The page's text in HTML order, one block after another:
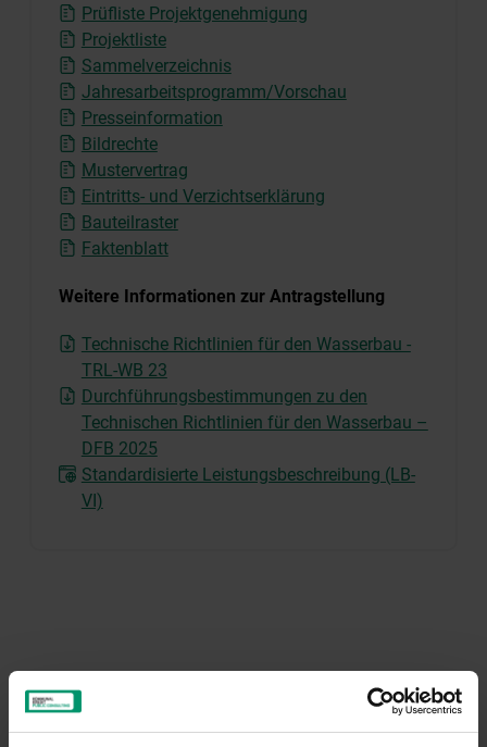
Prüfliste Projektgenehmigung
Projektliste
Sammelverzeichnis
Jahresarbeitsprogramm/Vorschau
Presseinformation
Bildrechte
Mustervertrag
Eintritts- und Verzichtserklärung
Bauteilraster
Faktenblatt
Weitere Informationen zur Antragstellung
Technische Richtlinien für den Wasserbau -
TRL-WB 23
Durchführungsbestimmungen zu den
Technischen Richtlinien für den Wasserbau –
DFB 2025
Standardisierte Leistungsbeschreibung (LB-
VI)